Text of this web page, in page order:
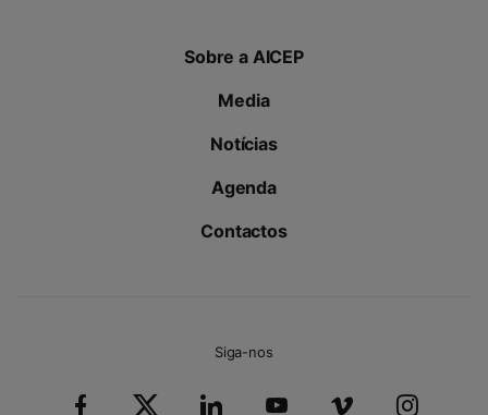
Sobre a AICEP
Media
Notícias
Agenda
Contactos
Siga-nos